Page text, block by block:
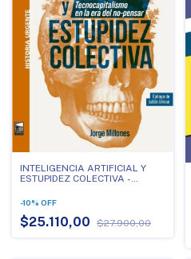
INTELIGENCIA ARTIFICIAL Y
ESTUPIDEZ COLECTIVA -
ERA DEL NO PENSAR
-10% OFF
$25.110,00 $27.900,00